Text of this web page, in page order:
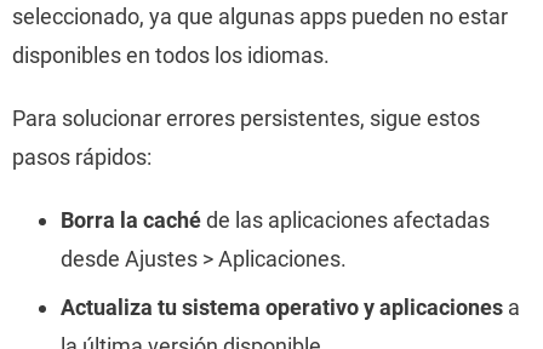
seleccionado, ya que algunas apps pueden no estar
disponibles en todos los idiomas.
Para solucionar errores persistentes, sigue estos
pasos rápidos:
Borra la cachéde las aplicaciones afectadas
desde Ajustes > Aplicaciones.
Actualiza tu sistema operativo y aplicaciones a